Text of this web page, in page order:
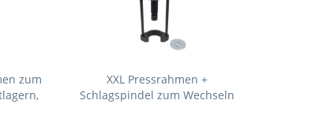
zum
XXL Pressrahmen +
Schlagspindel zum Wechseln